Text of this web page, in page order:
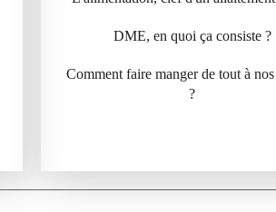
DME, en quoi ça consiste ?
Comment faire manger de tout à
?